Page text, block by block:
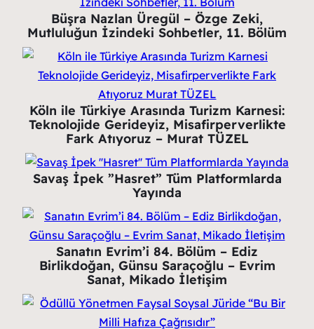
Büşra Nazlan Üregül – Özge Zeki,
Mutluluğun İzindeki Sohbetler, 11. Bölüm
Köln ile Türkiye Arasında Turizm Karnesi:
Teknolojide Gerideyiz, Misafirperverlikte
Fark Atıyoruz – Murat TÜZEL
Savaş İpek ”Hasret” Tüm Platformlarda
Yayında
Sanatın Evrim’i 84. Bölüm – Ediz
Birlikdoğan, Günsu Saraçoğlu – Evrim
Sanat, Mikado İletişim